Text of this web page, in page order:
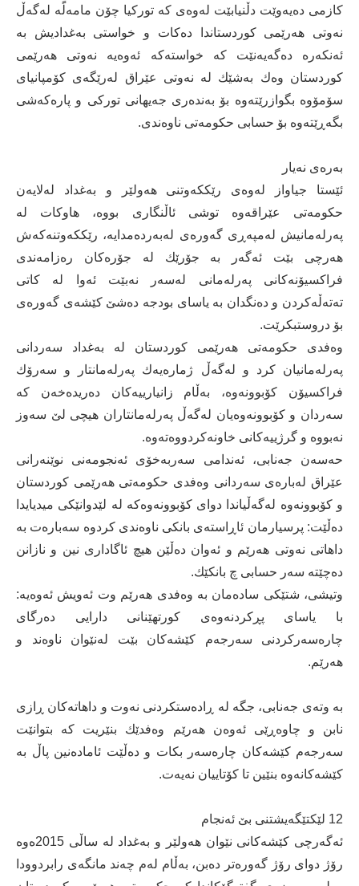
كازمی دەیەوێت دڵنیابێت لەوەی كە توركیا چۆن مامەلًَە لەگەڵ
نەوتی هەرێمی كوردستاندا دەكات و خواستی بەغدادیش بە
ئەنكەرە دەگەیەنێت كە خواستەكە ئەوەیە نەوتی هەرێمی
كوردستان وەك بەشێك لە نەوتی عێراق لەرێگەی كۆمپانیای
سۆمۆوە بگوازرێتەوە بۆ بەندەری جەیهانی توركی و پارەكەشی
بگەڕێتەوە بۆ حسابی حكومەتی ناوەندی.
بەرەی نەیار
ئێستا جیاواز لەوەی رێككەوتنی هەولێر و بەغداد لەلایەن
حكومەتی عێراقەوە توشی ئاڵنگاری بووە، هاوكات لە
پەرلەمانیش لەمپەڕی گەورەی لەبەردەمدایە، رێككەوتنەكەش
هەرچی بێت ئەگەر بە جۆرێك لە جۆرەكان رەزامەندی
فراكسیۆنەكانی پەرلەمانی لەسەر نەبێت ئەوا لە كاتی
تەتەڵەكردن و دەنگدان بە یاسای بودجە دەشێ‌ كێشەی گەورەی
بۆ دروستبكرێت.
وەفدی حكومەتی هەرێمی كوردستان لە بەغداد سەردانی
پەرلەمانیان كرد و لەگەڵ ژمارەیەك پەرلەمانتار و سەرۆك
فراكسیۆن كۆبوونەوە، بەڵام زانیارییەكان دەریدەخەن كە
سەردان و كۆبوونەوەیان لەگەڵ پەرلەمانتاران هیچی لێ‌ سەوز
نەبووە و گرژییەكانی خاونەكردووەتەوە.
حەسەن جەنابی، ئەندامی سەربەخۆی ئەنجومەنی نوێنەرانی
عێراق لەبارەی سەردانی وەفدی حكومەتی هەرێمی كوردستان
و كۆبوونەوە لەگەڵیاندا دوای كۆبوونەوەكە لە لێدوانێكی میدیایدا
دەڵێت: پرسیارمان ئاڕاستەی بانكی ناوەندی كردوە سەبارەت بە
داهاتی نەوتی هەرێم و ئەوان دەڵێن هیچ ئاگاداری نین و نازانن
دەچێتە سەر حسابی چ بانكێك.
وتیشی، شتێكی سادەمان بە وەفدی هەرێم وت ئەویش ئەوەیە:
با یاسای پڕكردنەوەی كورتهێنانی دارایی دەرگای
چارەسەركردنی سەرجەم كێشەكان بێت لەنێوان ناوەند و
هەرێم.
بە وتەی جەنابی، جگە لە ڕادەستكردنی نەوت و داهاتەكان ڕازی
نابن و چاوەڕێی ئەوەن هەرێم وەفدێك بنێریت كە بتوانێت
سەرجەم كێشەكان چارەسەر بكات و دەڵێت ئامادەنین پاڵ بە
كێشەكانەوە بنێین تا كۆتاییان نەیەت.
12 لێكتێگەیشتنی بێ‌ ئەنجام
ئەگەرچی كێشەكانی نێوان هەولێر و بەغداد لە ساڵی 2015ەوە
رۆژ دوای رۆژ گەورەتر دەبن، بەڵام لەم چەند مانگەی رابردوودا